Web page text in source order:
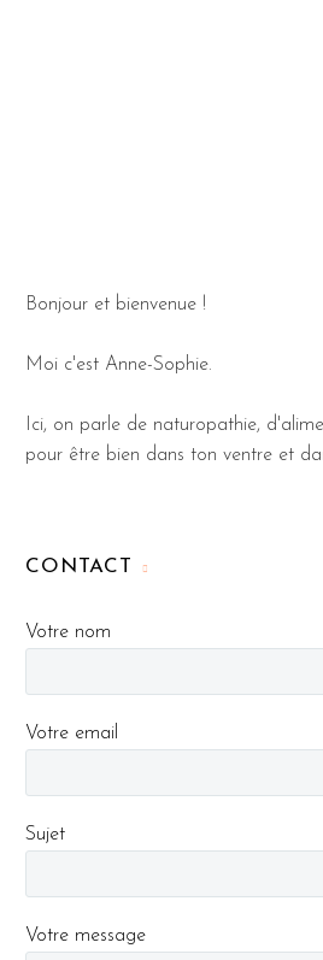
Bonjour et bienvenue !
Moi c'est Anne-Sophie.
Ici, on parle de naturopathie,
pour être bien dans ton ventre et
CONTACT
Votre nom
Votre email
Sujet
Votre message